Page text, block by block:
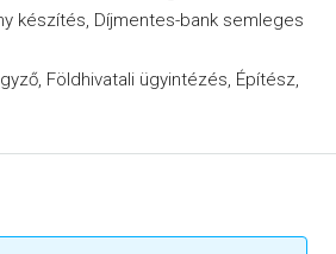
készítés, Díjmentes-bank semleges
Földhivatali ügyintézés, Építész,